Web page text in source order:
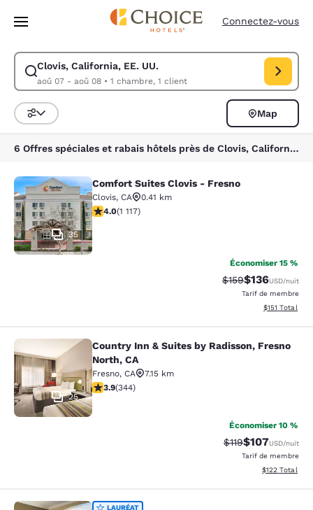
Passer à Contenu Principal
Connectez-vous
Clovis, California, EE. UU.
aoû 07 - aoû 08• 1 chambre, 1 client
Modifiez la recherche pour Clovis, California, EE. UU.. Date d’arrivée
Trier et filtrer
Map
6 Offres spéciales et rabais hôtels près de Clovis, California, EE. UU.
Comfort Suites Clovis - Fresno
35
Comfort Suites Clovis - Fresno
Clovis, CA
0.41 km
3.99 étoiles. Bien. 1117 commentaires
4.0(1 117)
Économiser 15 %
Tarif barré :
$159Tarif réduit :
$136USD/nuit
Tarif de membre
Afficher les
$151 Total
Country Inn & Suites by Radisson,
25
Country Inn & Suites by Radisson, Fresno
North, CA
Fresno, CA
7.15 km
3.92 étoiles. Bien. 344 commentaires
3.9(344)
Économiser 10 %
Tarif barré :
$119Tarif réduit :
$107USD/nuit
Tarif de membre
Afficher les
$122 Total
LAURÉAT